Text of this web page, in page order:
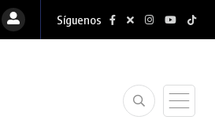
Síguenos